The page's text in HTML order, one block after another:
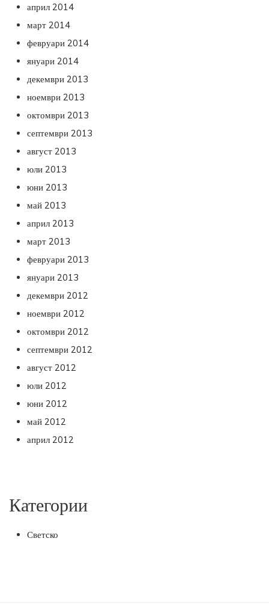
април 2014
март 2014
февруари 2014
януари 2014
декември 2013
ноември 2013
октомври 2013
септември 2013
август 2013
юли 2013
юни 2013
май 2013
април 2013
март 2013
февруари 2013
януари 2013
декември 2012
ноември 2012
октомври 2012
септември 2012
август 2012
юли 2012
юни 2012
май 2012
април 2012
Категории
Светско